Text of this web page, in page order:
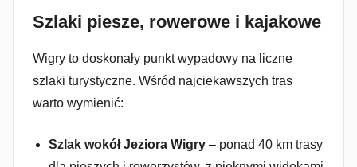
Szlaki piesze, rowerowe i kajakowe
Wigry to doskonały punkt wypadowy na liczne
szlaki turystyczne. Wśród najciekawszych tras
warto wymienić:
Szlak wokół Jeziora Wigry – ponad 40 km trasy